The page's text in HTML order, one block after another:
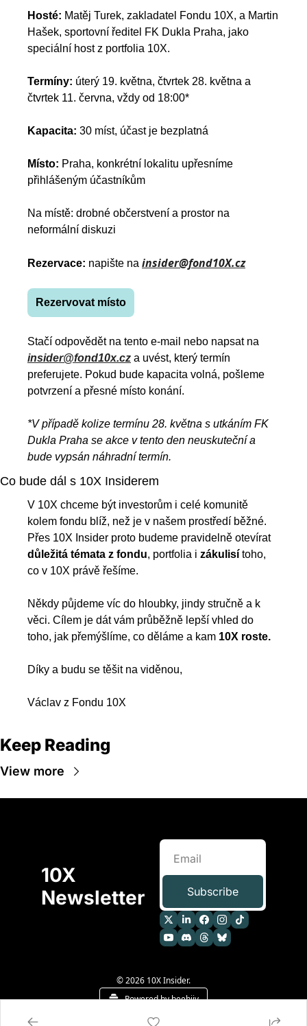
Hosté: Matěj Turek, zakladatel Fondu 10X, a Martin
Hašek, sportovní ředitel FK Dukla Praha, jako
speciální host z portfolia 10X.
Termíny: úterý 19. května, čtvrtek 28. května a
čtvrtek 11. června, vždy od 18:00*
Kapacita: 30 míst, účast je bezplatná
Místo: Praha, konkrétní lokalitu upřesníme
přihlášeným účastníkům
Na místě: drobné občerstvení a prostor na
neformální diskuzi
Rezervace: napište na insider@fond10X.cz
Rezervovat místo
Stačí odpovědět na tento e-mail nebo napsat na
insider@fond10x.cz a uvést, který termín
preferujete. Pokud bude kapacita volná, pošleme
potvrzení a přesné místo konání.
*V případě kolize termínu 28. května s utkáním FK
Dukla Praha se akce v tento den neuskuteční a
bude vypsán náhradní termín.
Co bude dál s 10X Insiderem
V 10X chceme být investorům i celé komunitě
kolem fondu blíž, než je v našem prostředí běžné.
Přes 10X Insider proto budeme pravidelně otevírat
důležitá témata z fondu, portfolia i zákulisí toho,
co v 10X právě řešíme.
Někdy půjdeme víc do hloubky, jindy stručně a k
věci. Cílem je dát vám průběžně lepší vhled do
toho, jak přemýšlíme, co děláme a kam 10X roste.
Díky a budu se těšit na viděnou,
Václav z Fondu 10X
Keep Reading
View more
10X
Newsletter
Subscribe
© 2026 10X Insider.
Powered by beehiiv